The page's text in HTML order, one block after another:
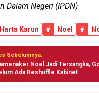
Dalam Negeri (IPDN)
Harta Karun # Noel #
Sebelumnya:
Noel Jadi Tersangka,
Ada Reshuffle Kabinet